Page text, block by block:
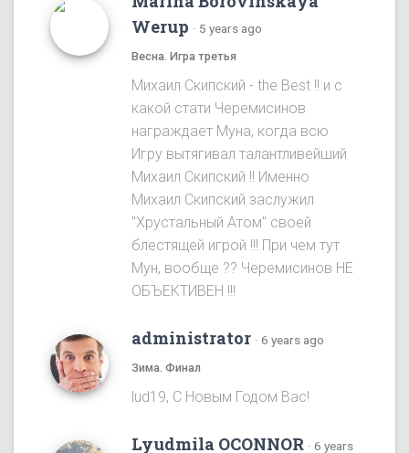
Werup · 5 years ago
Весна. Игра третья
Михаил Скипский - the Best !! и с
какой стати Черемисинов
награждает Муна, когда всю
Игру вытягивал талантливейший
Михаил Скипский !! Именно
Михаил Скипский заслужил
"Хрустальный Атом" своей
блестящей игрой !!! При чем тут
Мун, вообще ?? Черемисинoв НЕ
ОБЪЕКТИВЕН !!!
administrator · 6 years ago
Зима. Финал
lud19, С Новым Годом Вас!
Lyudmila OCONNOR · 6 years